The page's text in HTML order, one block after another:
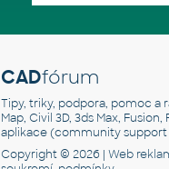
CADfórum
Tipy, triky, podpora, pomoc a
Map, Civil 3D, 3ds Max,
aplikace (community support
Copyright © 2026 | Web